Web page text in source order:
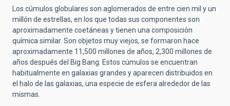
Los cúmulos globulares son aglomerados de entre cien mil y un
millón de estrellas, en los que todas sus componentes son
aproximadamente coetáneas y tienen una composición
química similar. Son objetos muy viejos, se formaron hace
aproximadamente 11,500 millones de años, 2,300 millones de
años después del Big Bang. Estos cúmulos se encuentran
habitualmente en galaxias grandes y aparecen distribuidos en
el halo de las galaxias, una especie de esfera alrededor de las
mismas.